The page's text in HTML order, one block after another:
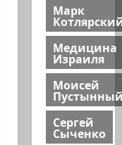
Марк
Медицина
Израиля
Моисей
Сергей
Сыченко